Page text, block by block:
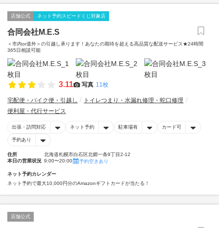
店舗公式 ネット予約スピードくじ対象店
合同会社M.E.S
＜市内or道外＞の引越し承ります！あなたの期待を超える高品質な配送サービス★24時間
365日相談可能
3.11 写真 11枚
宅配便・バイク便・引越し
トイレつまり・水漏れ修理・蛇口修理
便利屋・代行サービス
出張・訪問対応 ネット予約 駐車場有 カード可
予約あり
住所
北海道札幌市白石区北郷一条9丁目2-12
本日の営業状況 9:00〜20:00 予約空きあり
ネット予約カレンダー
ネット予約で最大10,000円分のAmazonギフトカードが当たる！
店舗公式